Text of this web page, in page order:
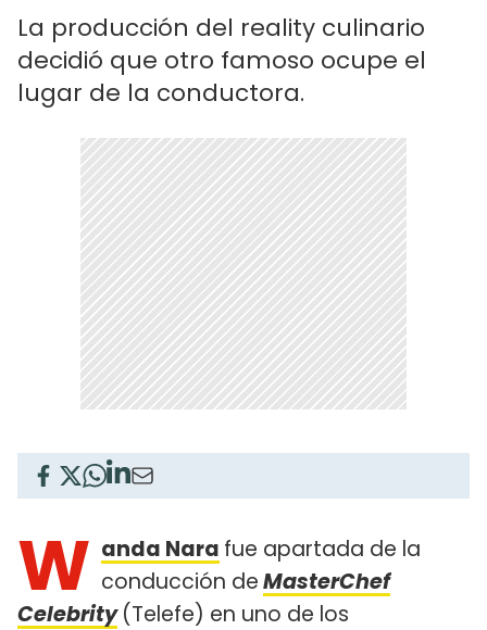
La producción del reality culinario
decidió que otro famoso ocupe el
lugar de la conductora.
W anda Nara fue apartada de la
conducción deMasterChef
Celebrity (Telefe) en uno de los